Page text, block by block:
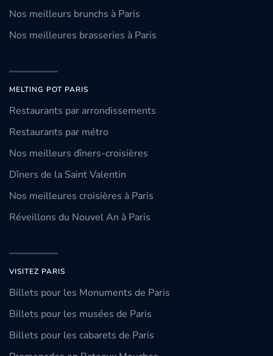
Nos meilleurs brunchs à Paris
Nos meilleures brasseries à Paris
MELTING POT PARIS
Restaurants par arrondissements
Restaurants par métro
Nos meilleurs dîners-croisières
Dîners de la Saint Valentin
Nos meilleures croisières à Paris
Réveillons du Nouvel An à Paris
VISITEZ PARIS
Billets pour les Monuments de Paris
Billets pour les musées de Paris
Billets pour les cabarets de Paris